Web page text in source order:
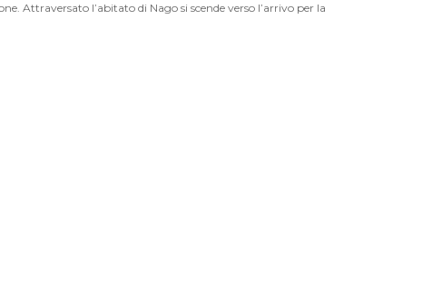
Attraversato l’abitato di Nago si scende verso l’arrivo per la